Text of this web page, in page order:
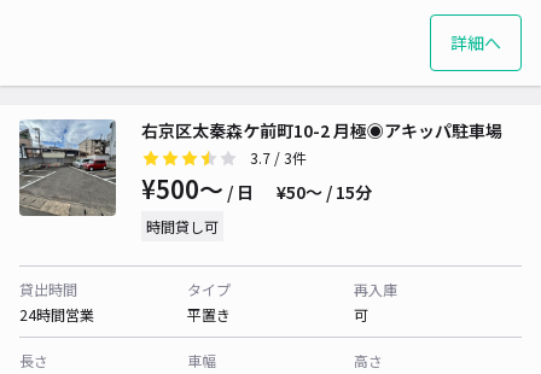
詳細へ
右京区太秦森ケ前町10-2 月極◉アキッパ駐車場
3.7 / 3件
¥500〜 / 日 ¥50〜 / 15分
時間貸し可
貸出時間
24時間営業
タイプ
平置き
再入庫
可
長さ
車幅
高さ